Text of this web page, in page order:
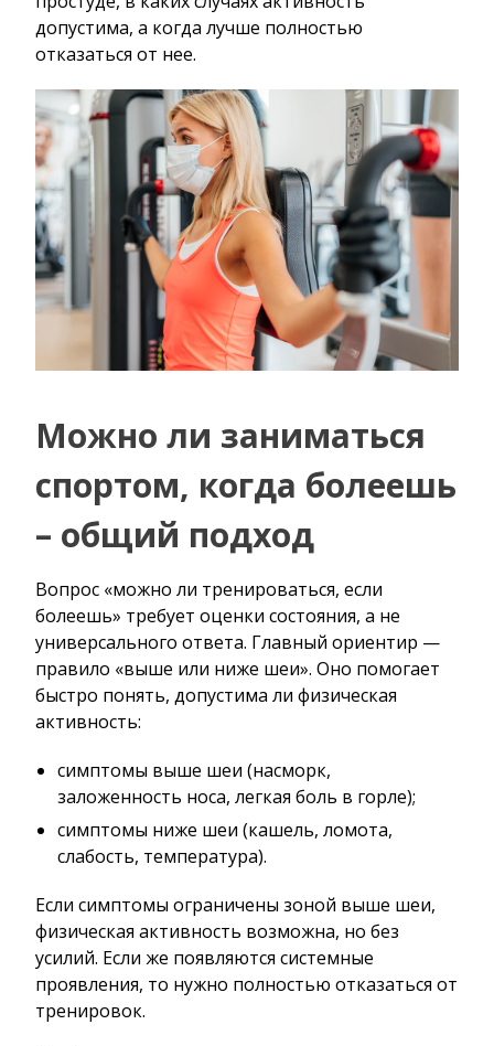
допустима, а когда лучше полностью
отказаться от нее.
Можно ли заниматься
спортом, когда болеешь
– общий подход
Вопрос «можно ли тренироваться, если
болеешь» требует оценки состояния, а не
универсального ответа. Главный ориентир —
правило «выше или ниже шеи». Оно помогает
быстро понять, допустима ли физическая
активность:
симптомы выше шеи (насморк,
заложенность носа, легкая боль в горле);
симптомы ниже шеи (кашель, ломота,
слабость, температура).
Если симптомы ограничены зоной выше шеи,
физическая активность возможна, но без
усилий. Если же появляются системные
проявления, то нужно полностью отказаться от
тренировок.